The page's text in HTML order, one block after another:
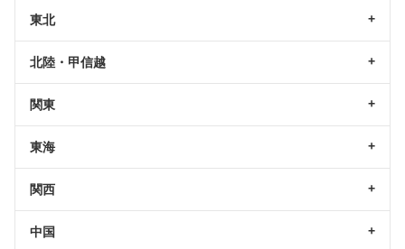
東北
北陸・甲信越
関東
東海
関西
中国